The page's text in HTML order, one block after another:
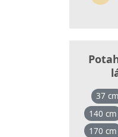
37 cm
140 cm
170 cm